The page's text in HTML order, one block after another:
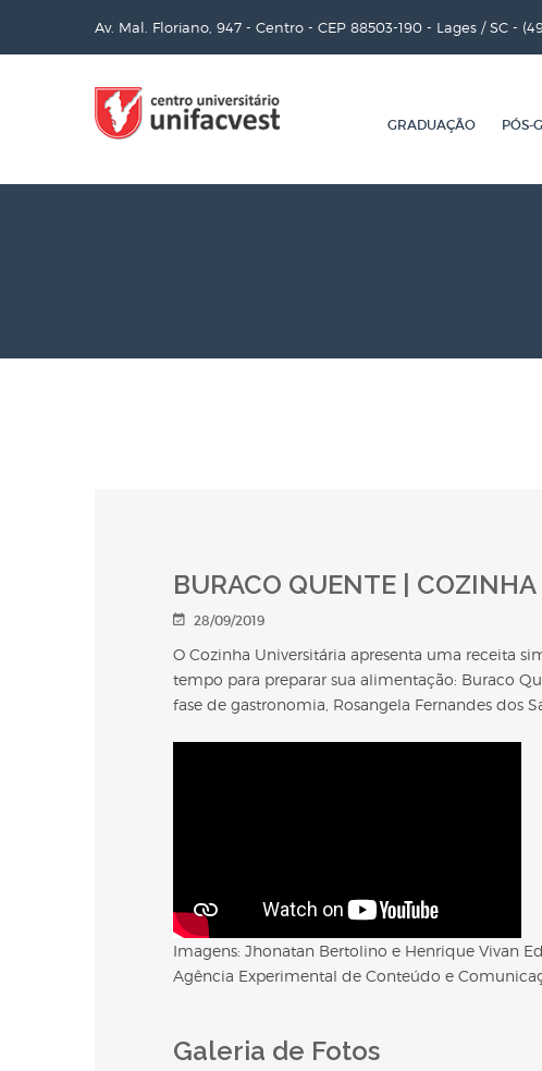
Av. Mal. Floriano, 947 - Centro - CEP 88503-190 - Lages / SC -
GRADUAÇÃO PÓS-
BURACO QUENTE |
28/09/2019
O Cozinha Universitária apresenta uma receita
tempo para preparar sua alimentação: Buraco
fase de gastronomia, Rosangela Fernandes dos
Imagens: Jhonatan Bertolino e Henrique Vivan
Agência Experimental de Conteúdo e
Galeria de Fotos